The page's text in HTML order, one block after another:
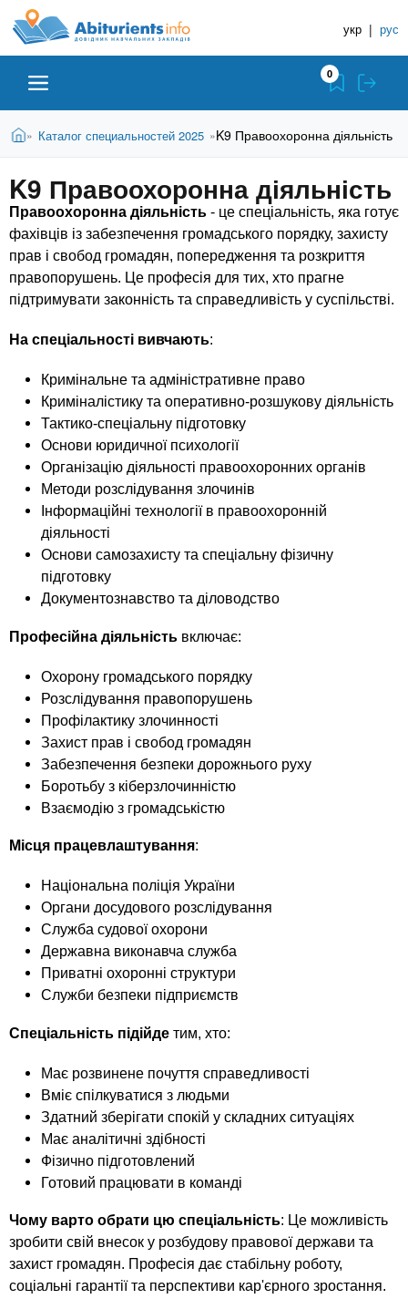
A
b
i
t
u
r
i
e
n
s
i
n
o
о
в
д
н
к
Н
а
в
ч
л
і
укр | рус
Абітурієнту
ЗВО (ВНЗ)
Коледжі
Курси
MBA
Онлайн курси
За кордоном
0
В
т
у
т
Головна
» Каталог специальностей 2025 »K9 Правоохоронна діяльність
K9 Правоохоронна діяльність
Правоохоронна діяльність - це спеціальність, яка готує
фахівців із забезпечення громадського порядку, захисту
прав і свобод громадян, попередження та розкриття
правопорушень. Це професія для тих, хто прагне
підтримувати законність та справедливість у суспільстві.
На спеціальності вивчають:
Кримінальне та адміністративне право
Криміналістику та оперативно-розшукову діяльність
Тактико-спеціальну підготовку
Основи юридичної психології
Організацію діяльності правоохоронних органів
Методи розслідування злочинів
Інформаційні технології в правоохоронній
діяльності
Основи самозахисту та спеціальну фізичну
підготовку
Документознавство та діловодство
Професійна діяльність включає:
Охорону громадського порядку
Розслідування правопорушень
Профілактику злочинності
Захист прав і свобод громадян
Забезпечення безпеки дорожнього руху
Боротьбу з кіберзлочинністю
Взаємодію з громадськістю
Місця працевлаштування:
Національна поліція України
Органи досудового розслідування
Служба судової охорони
Державна виконавча служба
Приватні охоронні структури
Служби безпеки підприємств
Спеціальність підійде тим, хто:
Має розвинене почуття справедливості
Вміє спілкуватися з людьми
Здатний зберігати спокій у складних ситуаціях
Має аналітичні здібності
Фізично підготовлений
Готовий працювати в команді
Чому варто обрати цю спеціальність: Це можливість
зробити свій внесок у розбудову правової держави та
захист громадян. Професія дає стабільну роботу,
соціальні гарантії та перспективи кар'єрного зростання.